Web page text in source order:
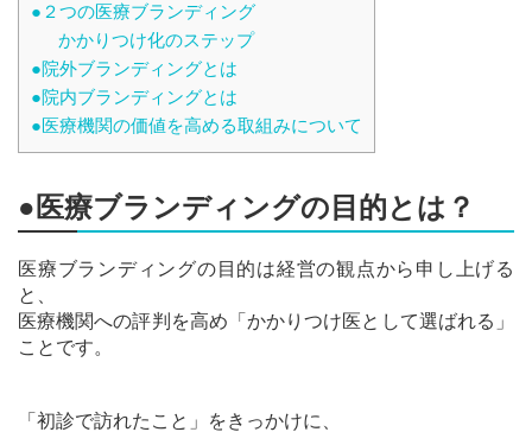
●２つの医療ブランディング
かかりつけ化のステップ
●院外ブランディングとは
●院内ブランディングとは
●医療機関の価値を高める取組みについて
●医療ブランディングの目的とは？
医療ブランディングの目的は経営の観点から申し上げる
と、
医療機関への評判を高め「かかりつけ医として選ばれる」
ことです。
「初診で訪れたこと」をきっかけに、